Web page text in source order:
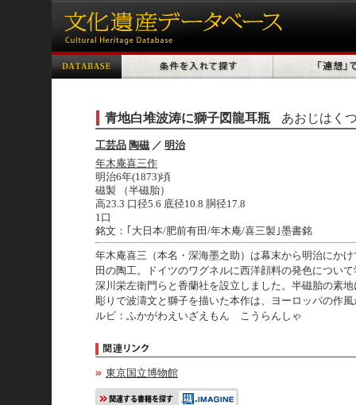
青地白堆波涛に獅子図龍耳瓶 あおじはく
工芸品 陶磁 ／ 明治
年木庵喜三作
明治6年(1873)頃
磁製 （半磁胎）
高23.3 口径5.6 底径10.8 胴径17.8
1口
銘文：｢大日本/肥前有田/年木庵/喜三製｣墨書銘
年木庵喜三（本名・深海墨之助）は幕末から明治にか
田の陶工。ドイツのワグネルに西洋顔料の発色につい
深川栄左衛門らと香蘭社を設立しました。半磁胎の素
彫りで波濤文と獅子を描いた本作は、ヨーロッパの作
ルビ：ふかがわえいざえもん こうらんしゃ
東京国立博物館